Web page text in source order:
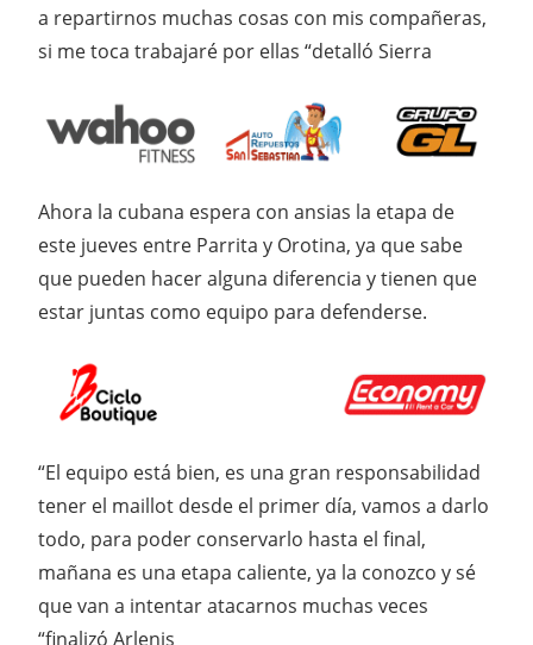
a repartirnos muchas cosas con mis compañeras,
si me toca trabajaré por ellas “detalló Sierra
Ahora la cubana espera con ansias la etapa de
este jueves entre Parrita y Orotina, ya que sabe
que pueden hacer alguna diferencia y tienen que
estar juntas como equipo para defenderse.
“El equipo está bien, es una gran responsabilidad
tener el maillot desde el primer día, vamos a darlo
todo, para poder conservarlo hasta el final,
mañana es una etapa caliente, ya la conozco y sé
que van a intentar atacarnos muchas veces
“finalizó Arlenis